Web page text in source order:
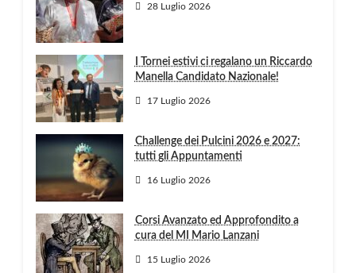
28 Luglio 2026
I Tornei estivi ci regalano un Riccardo
Manella Candidato Nazionale!
17 Luglio 2026
Challenge dei Pulcini 2026 e 2027:
tutti gli Appuntamenti
16 Luglio 2026
Corsi Avanzato ed Approfondito a
cura del MI Mario Lanzani
15 Luglio 2026